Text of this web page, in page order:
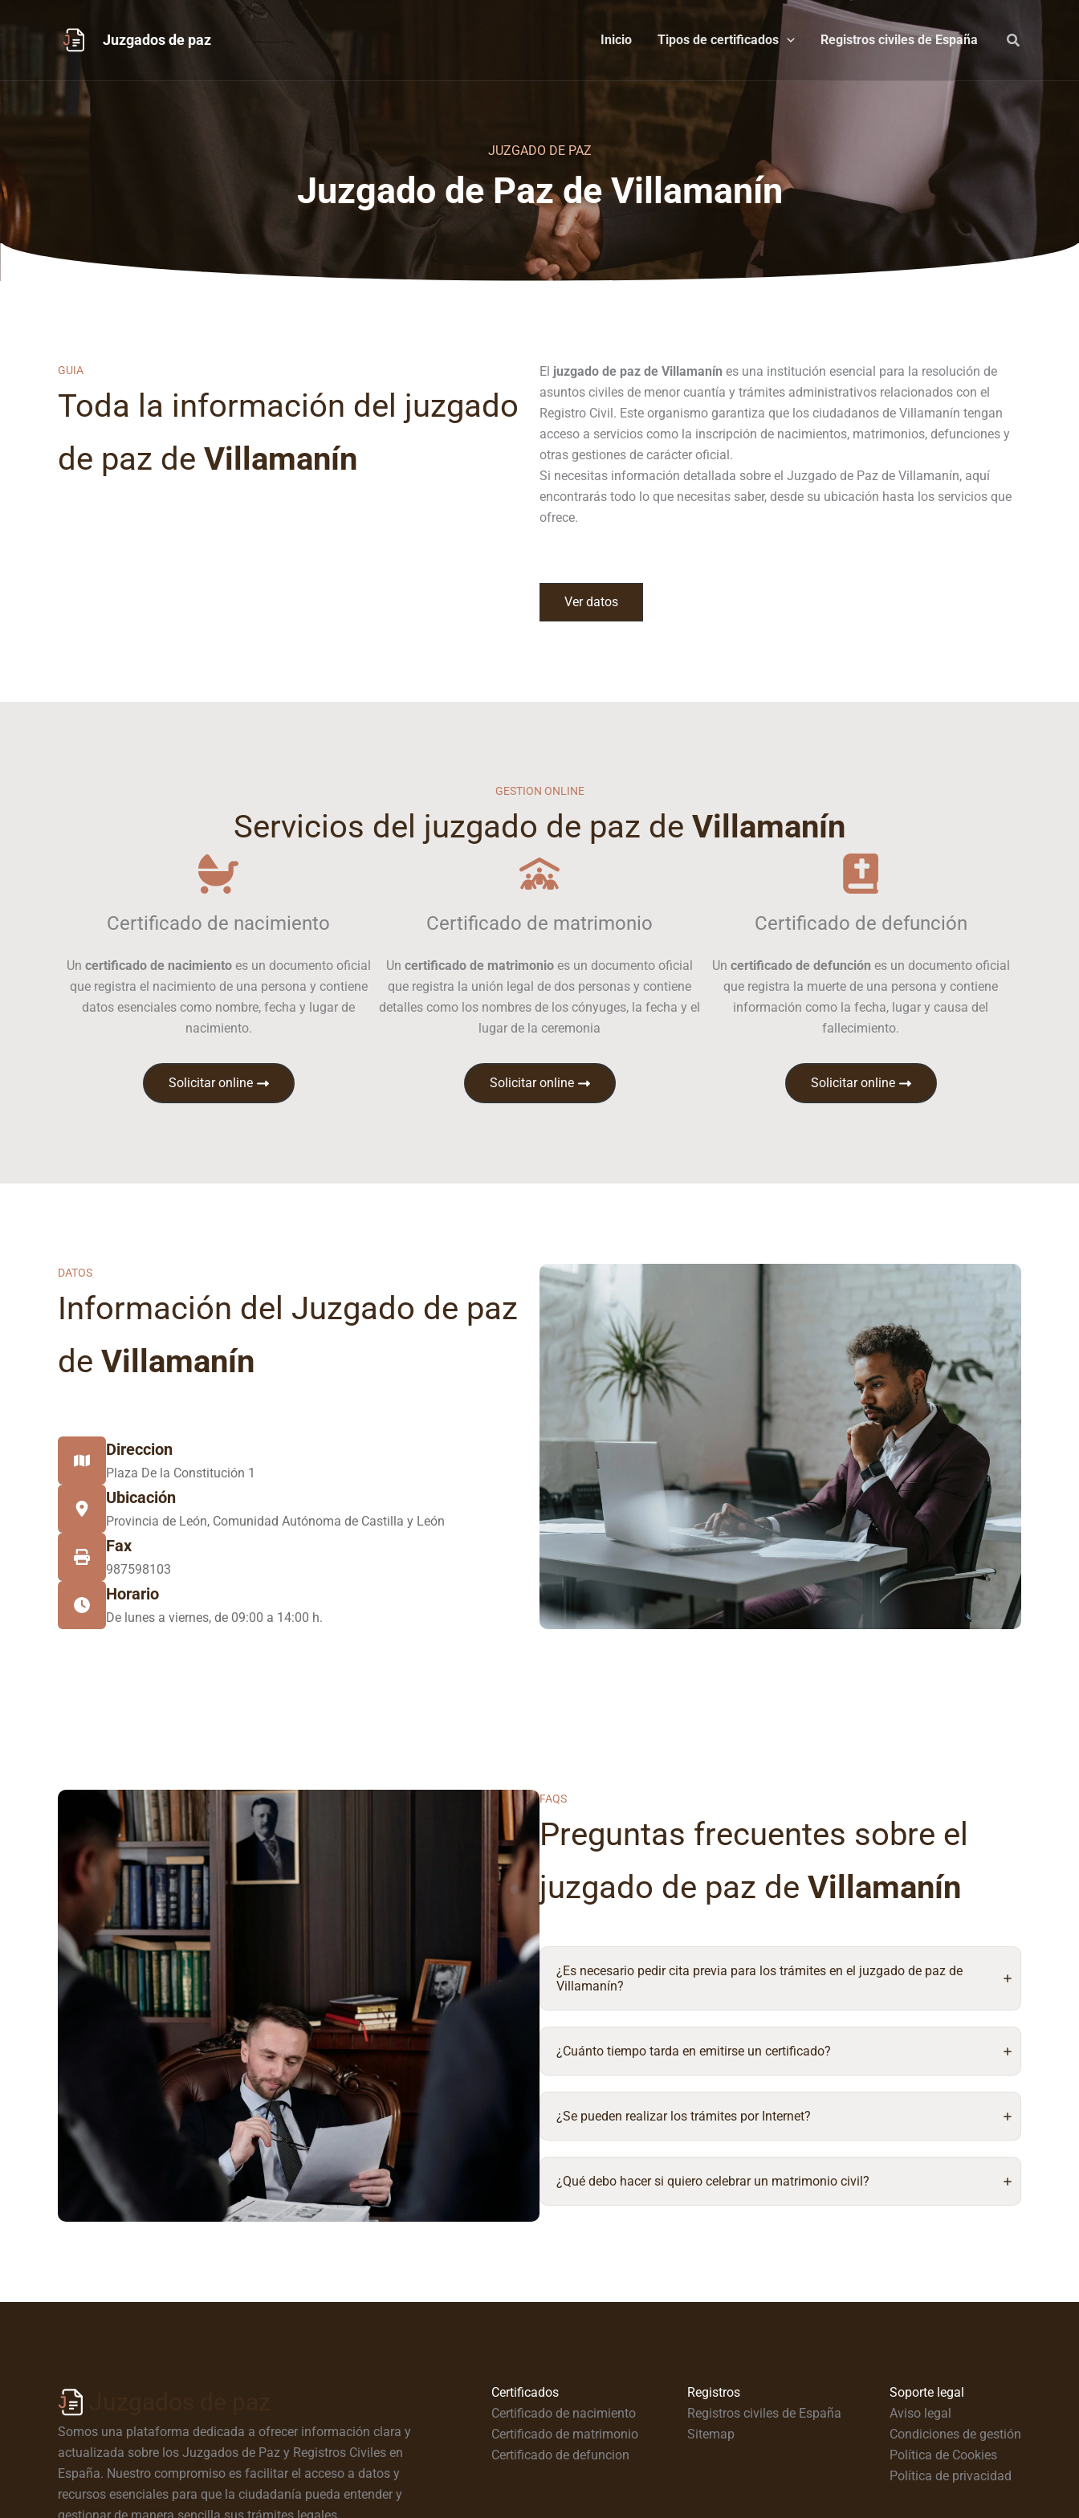
Juzgados de paz Inicio Tipos de certificados Registros civiles de España
JUZGADO DE PAZ
Juzgado de Paz de Villamanín
GUIA
Toda la información del juzgado
de paz de Villamanín
El juzgado de paz de Villamanín es una institución esencial para la resolución de
asuntos civiles de menor cuantía y trámites administrativos relacionados con el
Registro Civil. Este organismo garantiza que los ciudadanos de Villamanín tengan
acceso a servicios como la inscripción de nacimientos, matrimonios, defunciones y
otras gestiones de carácter oficial.
Si necesitas información detallada sobre el Juzgado de Paz de Villamanín, aquí
encontrarás todo lo que necesitas saber, desde su ubicación hasta los servicios que
ofrece.
Ver datos
GESTION ONLINE
Servicios del juzgado de paz de Villamanín
Certificado de nacimiento
Un certificado de nacimientoes un documento oficial
que registra el nacimiento de una persona y contiene
datos esenciales como nombre, fecha y lugar de
nacimiento.
Solicitar online
Certificado de matrimonio
Un certificado de matrimonio es un documento oficial
que registra la unión legal de dos personas y contiene
detalles como los nombres de los cónyuges, la fecha y el
lugar de la ceremonia
Solicitar online
Certificado de defunción
Un certificado de defunción es un documento oficial
que registra la muerte de una persona y contiene
información como la fecha, lugar y causa del
fallecimiento.
Solicitar online
DATOS
Información del Juzgado de paz
de Villamanín
Direccion
Plaza De la Constitución 1
Ubicación
Provincia de León, Comunidad Autónoma de Castilla y León
Fax
987598103
Horario
De lunes a viernes, de 09:00 a 14:00 h.
FAQS
Preguntas frecuentes sobre el
juzgado de paz de Villamanín
¿Es necesario pedir cita previa para los trámites en el juzgado de paz de
Villamanín?
¿Cuánto tiempo tarda en emitirse un certificado?
¿Se pueden realizar los trámites por Internet?
¿Qué debo hacer si quiero celebrar un matrimonio civil?
Somos una plataforma dedicada a ofrecer información clara y
actualizada sobre los Juzgados de Paz y Registros Civiles en
España. Nuestro compromiso es facilitar el acceso a datos y
recursos esenciales para que la ciudadanía pueda entender y
Certificados
Certificado de nacimiento
Certificado de matrimonio
Certificado de defuncion
Registros
Registros civiles de España
Sitemap
Soporte legal
Aviso legal
Condiciones de gestión
Política de Cookies
Política de privacidad